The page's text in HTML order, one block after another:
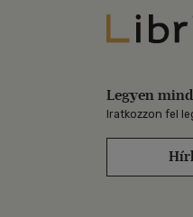
Legyen
Iratkozzon fel